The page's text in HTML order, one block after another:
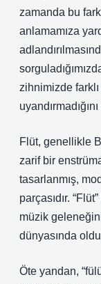
zamanda bu
anlamamıza
zihnimizde farklı
Flüt, genellikle
zarif bir
tasarlanmış,
parçasıdır.
müzik
dünyasında
Öte yandan,